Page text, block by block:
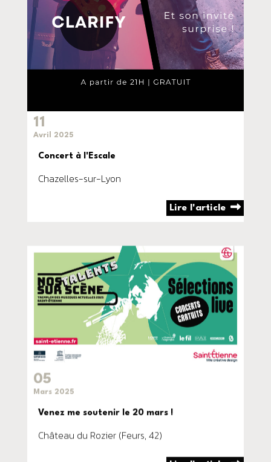
11
Avril 2025
Concert à l'Escale
Chazelles-sur-Lyon
Lire l'article
05
Venez me soutenir le 20 mars !
Château du Rozier (Feurs, 42)
Lire l'article